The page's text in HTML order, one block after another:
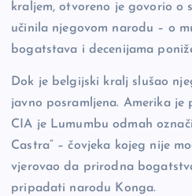
kraljem, otvoreno je govorio o
učinila njegovom narodu – o
bogatstava i decenijama
Dok je belgijski kralj slušao
javno posramljena. Amerika
CIA je Lumumbu odmah
Castra“ – čovjeka kojeg nije
vjerovao da prirodna
pripadati narodu Konga.